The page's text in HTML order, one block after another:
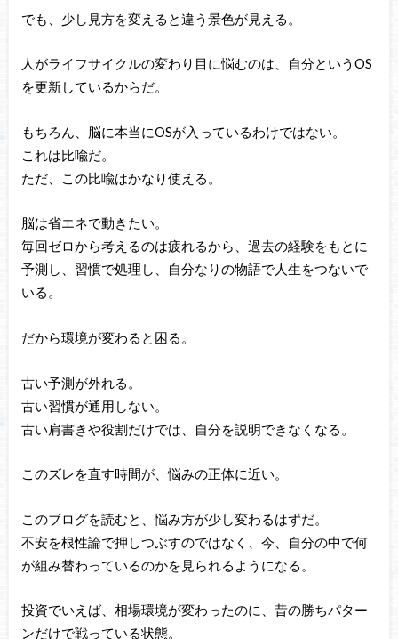
でも、少し見方を変えると違う景色が見える。
人がライフサイクルの変わり目に悩むのは、自分というOS
を更新しているからだ。
もちろん、脳に本当にOSが入っているわけではない。
これは比喩だ。
ただ、この比喩はかなり使える。
脳は省エネで動きたい。
毎回ゼロから考えるのは疲れるから、過去の経験をもとに
予測し、習慣で処理し、自分なりの物語で人生をつないで
いる。
だから環境が変わると困る。
古い予測が外れる。
古い習慣が通用しない。
古い肩書きや役割だけでは、自分を説明できなくなる。
このズレを直す時間が、悩みの正体に近い。
このブログを読むと、悩み方が少し変わるはずだ。
不安を根性論で押しつぶすのではなく、今、自分の中で何
が組み替わっているのかを見られるようになる。
投資でいえば、相場環境が変わったのに、昔の勝ちパター
ンだけで戦っている状態。